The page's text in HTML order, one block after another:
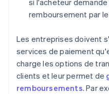
si l'acheteur
remboursement par
Les entreprises doivent
services de paiement
charge les options de
clients et leur permet de
remboursements. Par